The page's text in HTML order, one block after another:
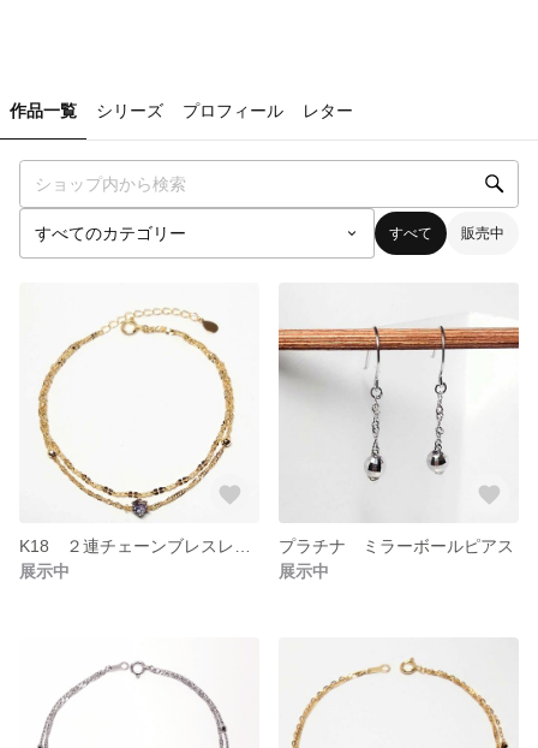
作品一覧 シリーズ プロフィール レター
すべて 販売中
展示中
プラチナ ミラーボールピアス
展示中